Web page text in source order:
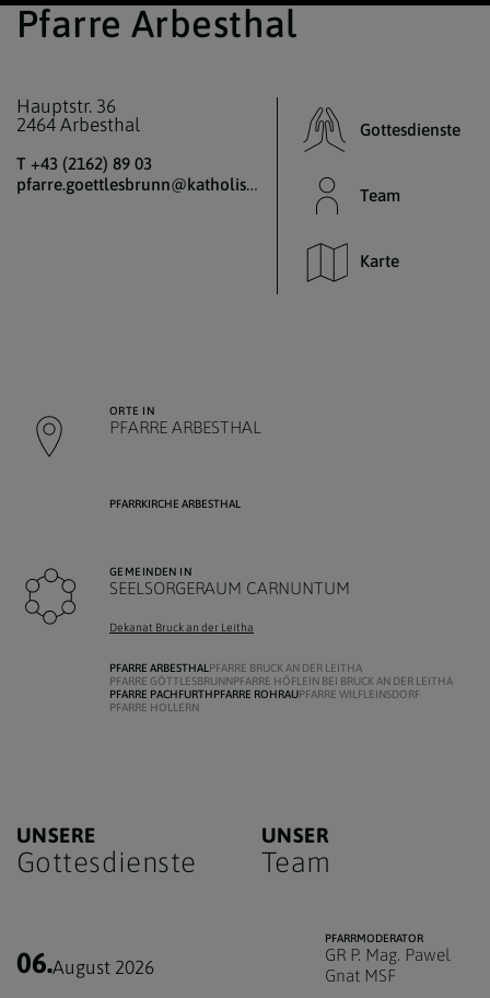
Pfarre Arbesthal
Hauptstr. 36
2464 Arbesthal
T +43 (2162) 89 03
pfarre.goettlesbrunn@katholischekirche.at
Gottesdienste
Team
Karte
ORTE IN
PFARRE ARBESTHAL
PFARRKIRCHE ARBESTHAL
GEMEINDEN IN
SEELSORGERAUM CARNUNTUM
Dekanat Bruck an der Leitha
PFARRE ARBESTHAL PFARRE BRUCK AN DER LEITHA
PFARRE GÖTTLESBRUNNPFARRE HÖFLEIN BEI BRUCK AN DER LEITHA
PFARRE PACHFURTHPFARRE ROHRAUPFARRE WILFLEINSDORF
PFARRE HOLLERN
UNSERE
Gottesdienste
06.August 2026
UNSER
Team
PFARRMODERATOR
GR P. Mag. Pawel
Gnat MSF